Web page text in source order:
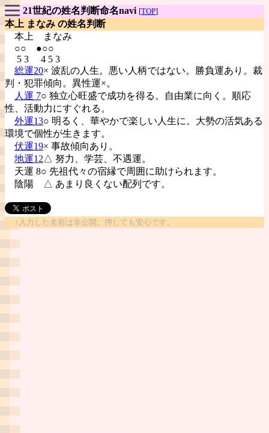
21世紀の姓名判断命名navi [TOP]
本上 まなみ の姓名判断
本上
まなみ
○○ ●○○
5 3 4 5 3
総運20× 波乱の人生。悪い人柄ではない。勝負運あり。裁
判・犯罪傾向。異性運×。
人運 7○ 独立心旺盛で成功を得る。自由業に向く。順応
性、活動力にすぐれる。
外運13○ 明るく、華やかで楽しい人生に。大勢の活気ある
環境で個性が生きます。
伏運19× 事故傾向あり。
地運12△ 努力、学芸、不遇運。
天運 8○ 先祖代々の宿縁で周囲に助けられます。
陰陽
△ あまり良くない配列です。
↑入力した名前は非公開。押しても安心です。